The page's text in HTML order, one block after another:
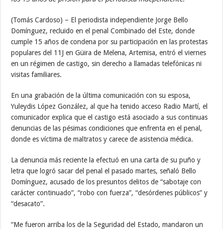
(Tomás Cardoso) – El periodista independiente Jorge Bello
Domínguez, recluido en el penal Combinado del Este, donde
cumple 15 años de condena por su participación en las protestas
populares del 11J en Güira de Melena, Artemisa, entró el viernes
en un régimen de castigo, sin derecho a llamadas telefónicas ni
visitas familiares.
En una grabación de la última comunicación con su esposa,
Yuleydis López González, al que ha tenido acceso Radio Martí, el
comunicador explica que el castigo está asociado a sus continuas
denuncias de las pésimas condiciones que enfrenta en el penal,
donde es víctima de maltratos y carece de asistencia médica.
La denuncia más reciente la efectuó en una carta de su puño y
letra que logró sacar del penal el pasado martes, señaló Bello
Domínguez, acusado de los presuntos delitos de “sabotaje con
carácter continuado”, “robo con fuerza”, “desórdenes públicos” y
“desacato”.
“Me fueron arriba los de la Seguridad del Estado, mandaron un